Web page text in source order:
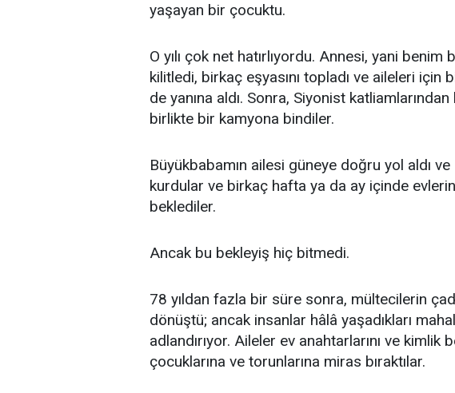
yaşayan bir çocuktu.
O yılı çok net hatırlıyordu. Annesi, yani benim
kilitledi, birkaç eşyasını topladı ve aileleri için
de yanına aldı. Sonra, Siyonist
birlikte bir kamyona bindiler.
Büyükbabamın ailesi güneye doğru yol aldı ve
kurdular ve birkaç hafta ya da ay içinde
beklediler.
Ancak bu bekleyiş hiç bitmedi.
78 yıldan fazla bir süre sonra, mültecilerin
dönüştü; ancak insanlar hâlâ yaşadıkları
adlandırıyor. Aileler ev anahtarlarını ve kimlik
çocuklarına ve torunlarına miras bıraktılar.